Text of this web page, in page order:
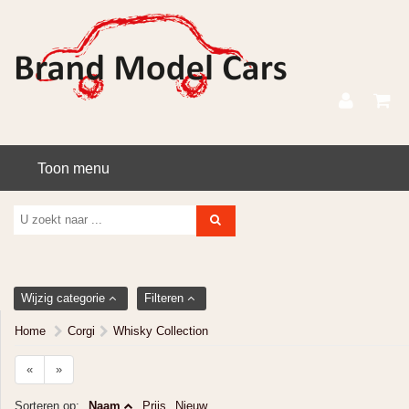
Toon menu
Wijzig categorie Filteren
Home Corgi Whisky Collection
« »
Sorteren op: Naam Prijs Nieuw